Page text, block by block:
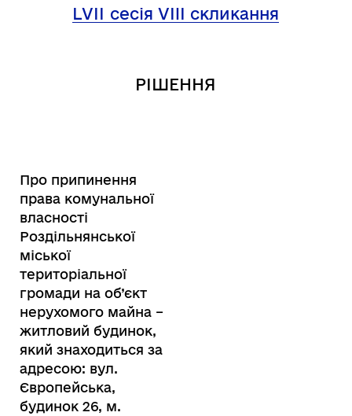
LVІІ сесія VIII скликання
РІШЕННЯ
Про припинення
права комунальної
власності
Роздільнянської
міської
територіальної
громади на об’єкт
нерухомого майна –
житловий будинок,
який знаходиться за
адресою: вул.
Європейська,
будинок 26, м.